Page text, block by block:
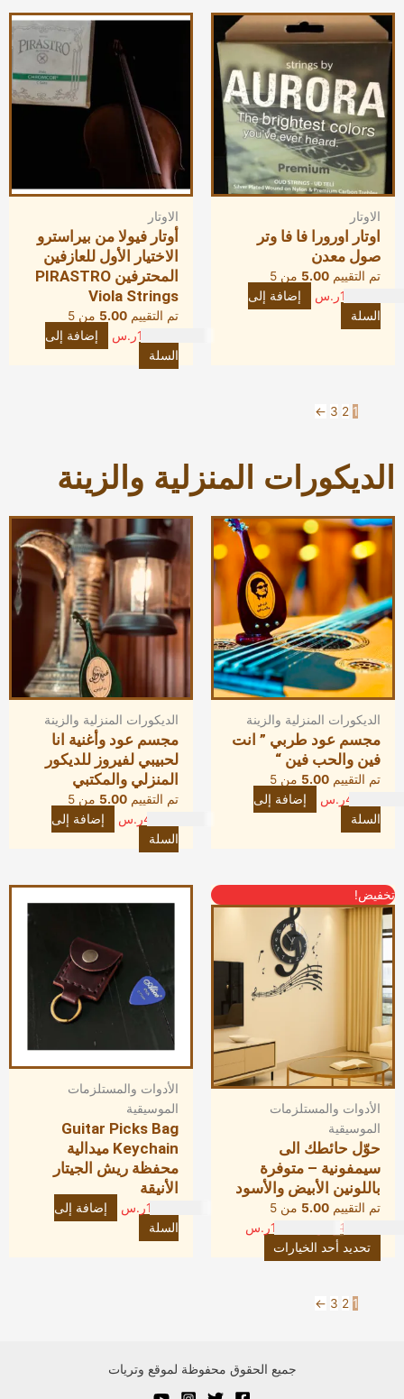
الاوتار
اوتار اورورا فا فا وتر
صول معدن
تم التقييم5.00 من 5
150.00ر.س
إضافة إلى
السلة
الاوتار
أوتار فيولا من بيراسترو
الاختيار الأول للعازفين
المحترفين PIRASTRO
Viola Strings
تم التقييم5.00 من 5
190.00ر.س
إضافة إلى
السلة
1
2
3
←
الديكورات المنزلية والزينة
الديكورات المنزلية والزينة
مجسم عود طربي ” انت
فين والحب فين “
تم التقييم5.00 من 5
45.00ر.س
إضافة إلى
السلة
الديكورات المنزلية والزينة
مجسم عود وأغنية انا
لحبيبي لفيروز للديكور
المنزلي والمكتبي
تم التقييم5.00 من 5
45.00ر.س
إضافة إلى
السلة
تخفيض!
الأدوات والمستلزمات
الموسيقية
حوّل حائطك الى
سيمفونية – متوفرة
باللونين الأبيض والأسود
تم التقييم5.00 من 5
183.00
الأصلي
هو:
183.00ر.س.
120.00ر.س
تحديد أحد الخيارات
الأشكال
المختلفة
لهذا
يمكن
اختيار
الخيارات
على
الأدوات والمستلزمات
الموسيقية
Guitar Picks Bag
Keychain ميدالية
محفظة ريش الجيتار
الأنيقة
12.00ر.س
إضافة إلى
السلة
1
2
3
←
جميع الحقوق محفوظة لموقع وتريات